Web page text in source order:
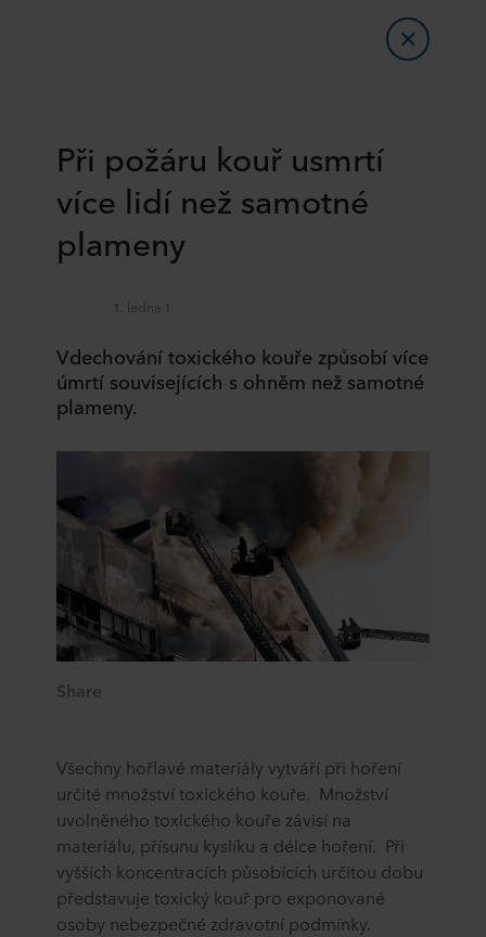
Při požáru kouř usmrtí
více lidí než samotné
plameny
1. ledna 1
Vdechování toxického kouře způsobí více
úmrtí souvisejících s ohněm než samotné
plameny.
Share
Všechny hořlavé materiály vytváří při hoření
určité množství toxického kouře. Množství
uvolněného toxického kouře závisí na
materiálu, přísunu kyslíku a délce hoření. Při
vyšších koncentracích působících určitou dobu
představuje toxický kouř pro exponované
osoby nebezpečné zdravotní podmínky.